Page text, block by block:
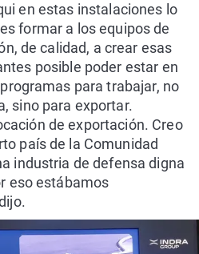
en estas instalaciones lo
formar a los equipos de
de calidad, a crear esas
posible poder estar en
para trabajar, no
sino para exportar.
de exportación. Creo
país de la Comunidad
industria de defensa digna
eso estábamos